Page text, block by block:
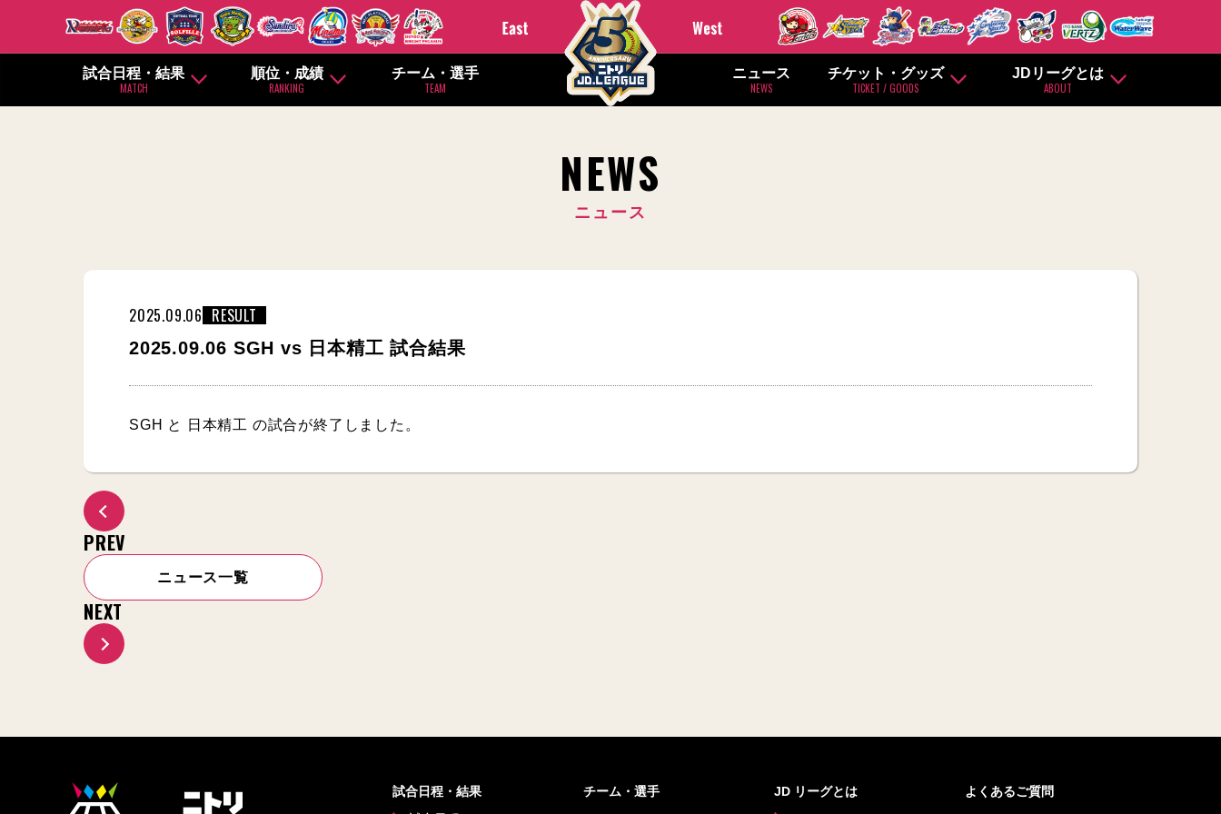
試合日程・結果
MATCH
順位・成績
RANKING
チーム・選手
TEAM
ニュース
NEWS
チケット・グッズ
TICKET / GOODS
JDリーグとは
ABOUT
NEWS
ニュース
2025.09.06 RESULT
2025.09.06 SGH vs 日本精工 試合結果
SGH と 日本精工 の試合が終了しました。
PREV
ニュース一覧
NEXT
試合日程・結果
チーム・選手
JD リーグとは
よくあるご質問